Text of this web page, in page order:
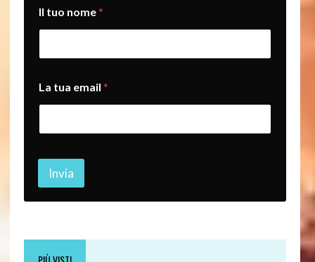
o
m
t
o
e
m
i
Il tuo nome*
La tua email *
Invia